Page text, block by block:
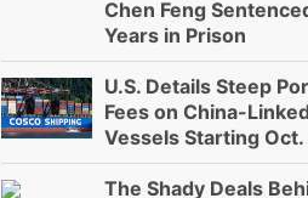
Chen Feng
Years in Prison
U.S. Details Steep
Fees on China-Linked
Vessels Starting Oct.
The Shady Deals